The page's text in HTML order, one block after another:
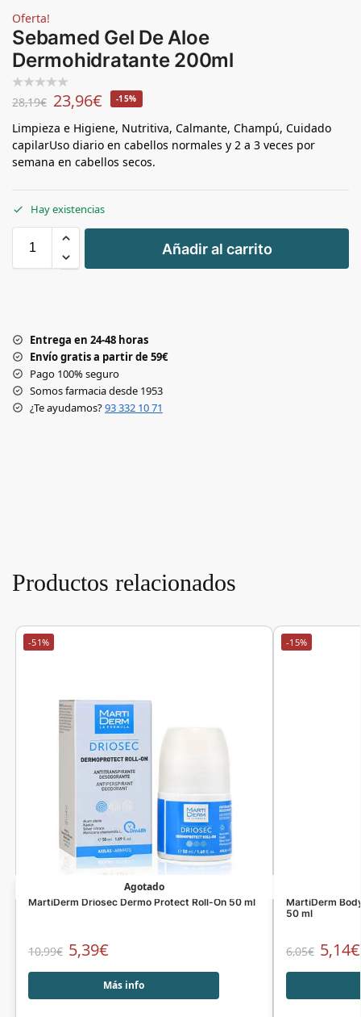
Oferta!
Sebamed Gel De Aloe
Dermohidratante 200ml
28,19€ 23,96€ -15%
Limpieza e Higiene, Nutritiva, Calmante, Champú, Cuidado
capilarUso diario en cabellos normales y 2 a 3 veces por
semana en cabellos secos.
Hay existencias
+
-
Añadir al carrito
Entrega en 24-48 horas
Envío gratis a partir de 59€
Pago 100% seguro
Somos farmacia desde 1953
¿Te ayudamos?93 332 10 71
Productos relacionados
-51%
Agotado
MartiDerm Driosec Dermo Protect Roll-On 50 ml
10,99€ 5,39€
Más info
-15%
MartiDerm
50 ml
6,05€ 5,14€